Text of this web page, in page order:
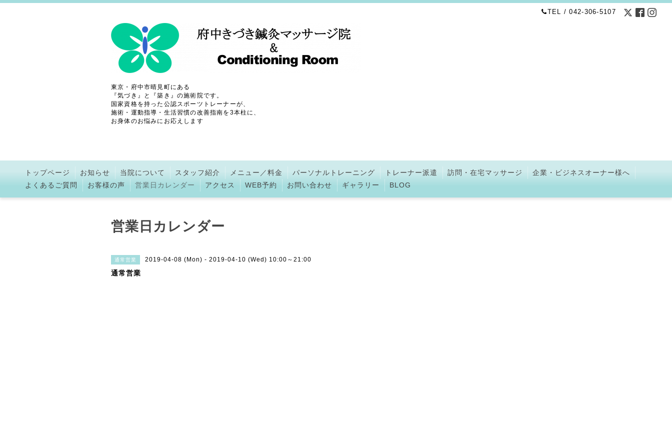
TEL / 042-306-5107
東京・府中市晴見町にある
『気づき』と『築き』の施術院です。
国家資格を持った公認スポーツトレーナーが、
施術・運動指導・生活習慣の改善指南を3本柱に、
お身体のお悩みにお応えします
トップページ お知らせ 当院について スタッフ紹介 メニュー／料金 パーソナルトレーニング トレーナー派遣 訪問・在宅マッサージ
企業・ビジネスオーナー様へ
よくあるご質問
お客様の声 営業日カレンダー アクセス WEB予約 お問い合わせ ギャラリー BLOG
営業日カレンダー
通常営業 2019-04-08 (Mon) - 2019-04-10 (Wed) 10:00～21:00
通常営業